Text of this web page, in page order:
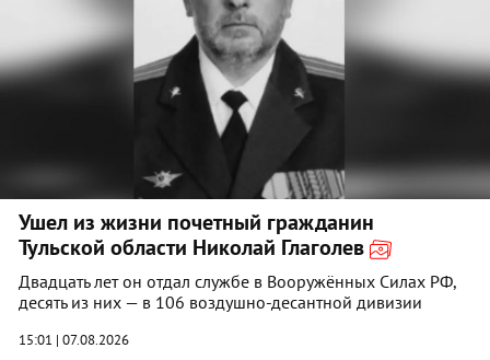
Ушел из жизни почетный гражданин
Тульской области Николай Глаголев
Двадцать лет он отдал службе в Вооружённых Силах РФ,
десять из них — в 106 воздушно‑десантной дивизии
15:01 | 07.08.2026